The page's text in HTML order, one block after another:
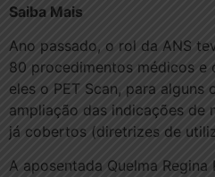
Saiba Mais
Ano passado, o rol da ANS
80 procedimentos médicos e
eles o PET Scan, para alguns
ampliação das indicações de
já cobertos (diretrizes de
A aposentada Quelma